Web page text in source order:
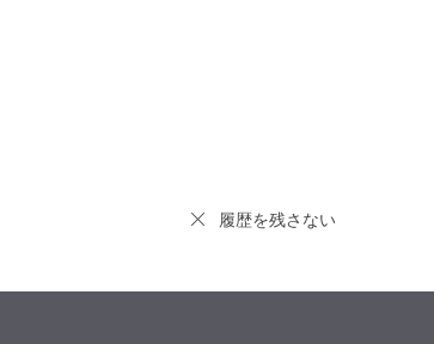
履歴を残さない